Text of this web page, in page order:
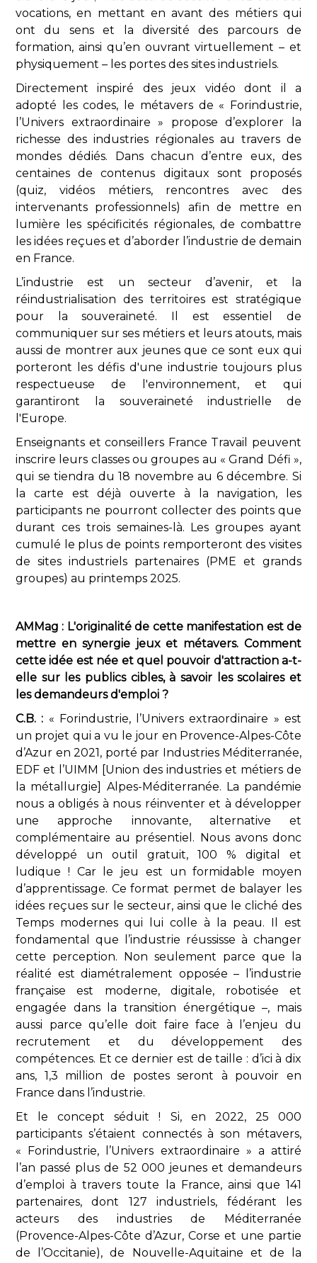
vocations, en mettant en avant des métiers qui
ont du sens et la diversité des parcours de
formation, ainsi qu’en ouvrant virtuellement – et
physiquement – les portes des sites industriels.
Directement inspiré des jeux vidéo dont il a
adopté les codes, le métavers de « Forindustrie,
l’Univers extraordinaire » propose d’explorer la
richesse des industries régionales au travers de
mondes dédiés. Dans chacun d’entre eux, des
centaines de contenus digitaux sont proposés
(quiz, vidéos métiers, rencontres avec des
intervenants professionnels) afin de mettre en
lumière les spécificités régionales, de combattre
les idées reçues et d’aborder l’industrie de demain
en France.
L’industrie est un secteur d’avenir, et la
réindustrialisation des territoires est stratégique
pour la souveraineté. Il est essentiel de
communiquer sur ses métiers et leurs atouts, mais
aussi de mon­trer aux jeunes que ce sont eux qui
porteront les défis d'une industrie toujours plus
respectueuse de l'environnement, et qui
garantiront la souveraine­té industrielle de
l'Europe.
Enseignants et conseillers France Travail peuvent
inscrire leurs classes ou groupes au « Grand Défi »,
qui se tiendra du 18 novembre au 6 décembre. Si
la carte est déjà ouverte à la navigation, les
participants ne pourront collecter des points que
durant ces trois semaines-là. Les groupes ayant
cumulé le plus de points remporteront des visites
de sites industriels partenaires (PME et grands
groupes) au printemps 2025.
AMMag : L'originalité de cette manifestation est de
mettre en synergie jeux et métavers. Comment
cette idée est née et quel pouvoir d'attraction a-t-
elle sur les publics cibles, à savoir les scolaires et
les demandeurs d'emploi ?
C.B. : « Forindustrie, l’Univers extraordinaire » est
un projet qui a vu le jour en Provence-Alpes-Côte
d’Azur en 2021, porté par Industries Méditerranée,
EDF et l’UIMM [Union des industries et métiers de
la métallurgie] Alpes-Méditerranée. La pandémie
nous a obligés à nous réinventer et à développer
une approche innovante, alternative et
complémentaire au présentiel. Nous avons donc
développé un outil gratuit, 100 % digital et
ludique ! Car le jeu est un formidable moyen
d’apprentissage. Ce format permet de balayer les
idées reçues sur le secteur, ainsi que le cliché des
Temps modernes qui lui colle à la peau. Il est
fondamental que l’industrie réussisse à changer
cette perception. Non seulement parce que la
réalité est diamétralement opposée – l’industrie
française est moderne, digitale, robotisée et
engagée dans la transition énergétique –, mais
aussi parce qu’elle doit faire face à l’enjeu du
recrutement et du développement des
compétences. Et ce dernier est de taille : d’ici à dix
ans, 1,3 million de postes seront à pouvoir en
France dans l’industrie.
Et le concept séduit ! Si, en 2022, 25 000
participants s’étaient connectés à son métavers,
« Forindustrie, l’Univers extraordinaire » a attiré
l’an passé plus de 52 000 jeunes et demandeurs
d’emploi à travers toute la France, ainsi que 141
partenaires, dont 127 industriels, fédérant les
acteurs des industries de Méditerranée
(Provence-Alpes-Côte d’Azur, Corse et une partie
de l’Occitanie), de Nouvelle-Aquitaine et de la